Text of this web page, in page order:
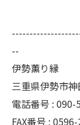
--
伊勢薫り縁
三重県伊勢市
電話番号 : 090-
FAX番号 :